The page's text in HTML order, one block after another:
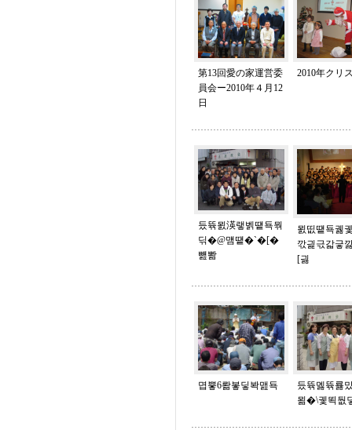
第13回愛の家運営委
員会ー2010年４月12
日
2010年クリ
듰뜎묈渶랳벩떝됵뭒
딖�@먬떝�`�[�
뻂뽦
묈띲떝됵궳
깏긡귻갋긓
[긣
몁뿧6뢂봏딯봑맲됵
듰뜎멣뜎룛
묆�\궻뙥둾